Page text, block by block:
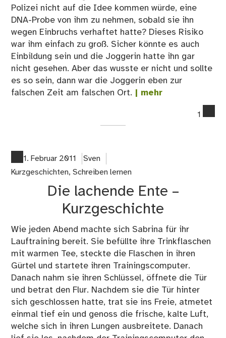
Polizei nicht auf die Idee kommen würde, eine
DNA-Probe von ihm zu nehmen, sobald sie ihn
wegen Einbruchs verhaftet hatte? Dieses Risiko
war ihm einfach zu groß. Sicher könnte es auch
Einbildung sein und die Joggerin hatte ihn gar
nicht gesehen. Aber das wusste er nicht und sollte
es so sein, dann war die Joggerin eben zur
falschen Zeit am falschen Ort. | mehr
1
1. Februar 2011
Sven
Kurzgeschichten,Schreiben lernen
Die lachende Ente –
Kurzgeschichte
Wie jeden Abend machte sich Sabrina für ihr
Lauftraining bereit. Sie befüllte ihre Trinkflaschen
mit warmen Tee, steckte die Flaschen in ihren
Gürtel und startete ihren Trainingscomputer.
Danach nahm sie ihren Schlüssel, öffnete die Tür
und betrat den Flur. Nachdem sie die Tür hinter
sich geschlossen hatte, trat sie ins Freie, atmetet
einmal tief ein und genoss die frische, kalte Luft,
welche sich in ihren Lungen ausbreitete. Danach